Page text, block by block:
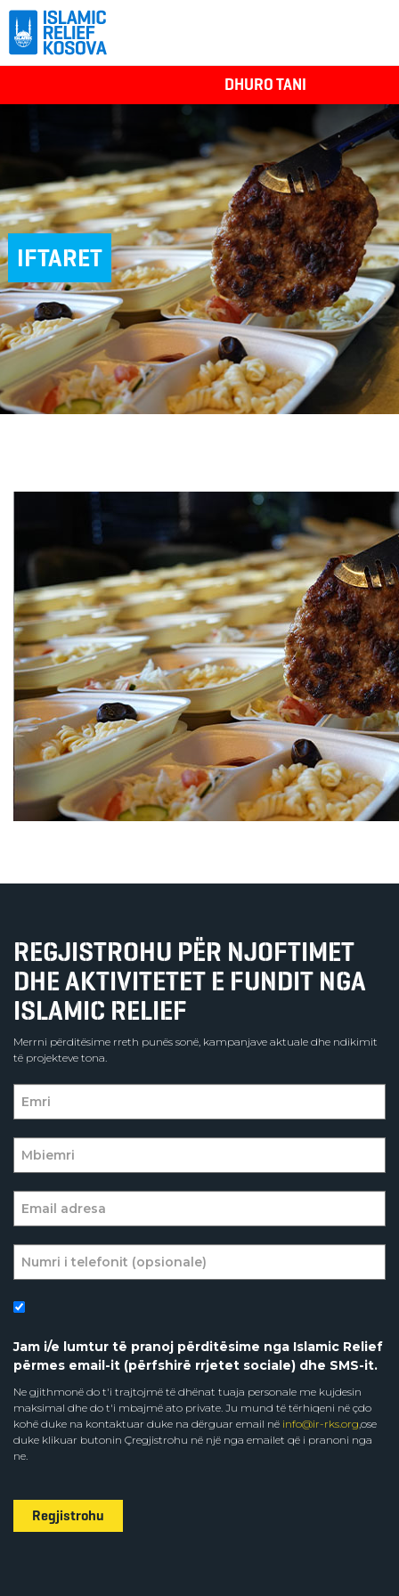
DHURO TANI
IFTARET
REGJISTROHU PËR NJOFTIMET
DHE AKTIVITETET E FUNDIT NGA
ISLAMIC RELIEF
Merrni përditësime rreth punës sonë, kampanjave aktuale dhe ndikimit
të projekteve tona.
Jam i/e lumtur të pranoj përditësime nga Islamic Relief
përmes email-it (përfshirë rrjetet sociale) dhe SMS-it.
Ne gjithmonë do t'i trajtojmë të dhënat tuaja personale me kujdesin
maksimal dhe do t'i mbajmë ato private. Ju mund të tërhiqeni në çdo
kohë duke na kontaktuar duke na dërguar email në info@ir-rks.org,ose
duke klikuar butonin Çregjistrohu në një nga emailet që i pranoni nga
ne.
Regjistrohu